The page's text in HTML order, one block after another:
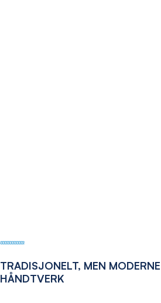
TRADISJONELT, MEN MODERNE
HÅNDTVERK